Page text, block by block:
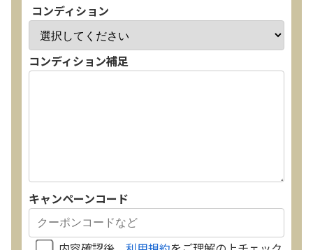
コンディション
コンディション補足
キャンペーンコード